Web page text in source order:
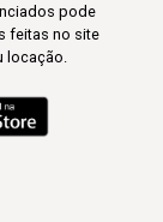
pode
feitas no site
locação.